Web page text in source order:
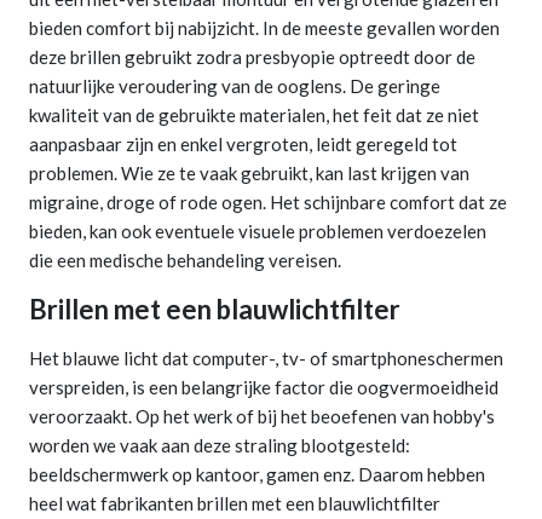
bieden comfort bij nabijzicht. In de meeste gevallen worden
deze brillen gebruikt zodra presbyopie optreedt door de
natuurlijke veroudering van de ooglens. De geringe
kwaliteit van de gebruikte materialen, het feit dat ze niet
aanpasbaar zijn en enkel vergroten, leidt geregeld tot
problemen. Wie ze te vaak gebruikt, kan last krijgen van
migraine, droge of rode ogen. Het schijnbare comfort dat ze
bieden, kan ook eventuele visuele problemen verdoezelen
die een medische behandeling vereisen.
Brillen met een blauwlichtfilter
Het blauwe licht dat computer-, tv- of smartphoneschermen
verspreiden, is een belangrijke factor die oogvermoeidheid
veroorzaakt. Op het werk of bij het beoefenen van hobby's
worden we vaak aan deze straling blootgesteld:
beeldschermwerk op kantoor, gamen enz. Daarom hebben
heel wat fabrikanten brillen met een blauwlichtfilter